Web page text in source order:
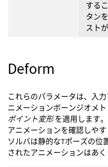
する
タン
スト
Deform
これらのパラメータは、入
ニメーションボーンジオメ
ポイント変形を適用します
アニメーションを確認しや
ソルバは静的なTポーズの位
されたアニメーションはあく